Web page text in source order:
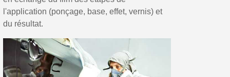
l'application (ponçage, base, effet, vernis) et
du résultat.